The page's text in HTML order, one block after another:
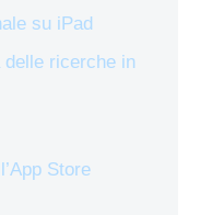
su iPad
ricerche in
Store